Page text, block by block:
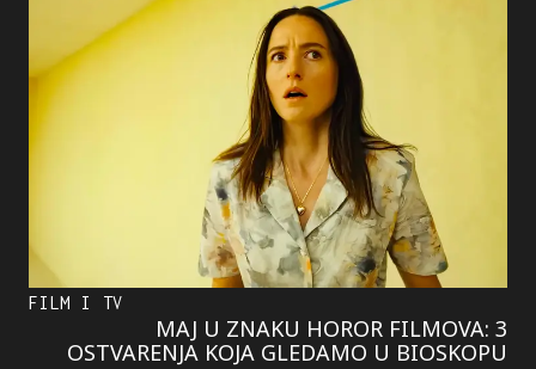
FILM I TV
MAJ U ZNAKU HOROR FILMOVA: 3
OSTVARENJA KOJA GLEDAMO U BIOSKOPU